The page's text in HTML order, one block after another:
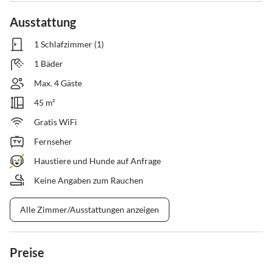
Ausstattung
1 Schlafzimmer (1)
1 Bäder
Max. 4 Gäste
45 m²
Gratis WiFi
Fernseher
Haustiere und Hunde auf Anfrage
Keine Angaben zum Rauchen
Alle Zimmer/Ausstattungen anzeigen
Preise